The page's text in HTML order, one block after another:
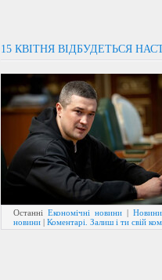
15 КВІТНЯ ВІДБУДЕТЬСЯ
Останні Економічні новини| Новини
новини | Коментарі. Залиш і ти свій